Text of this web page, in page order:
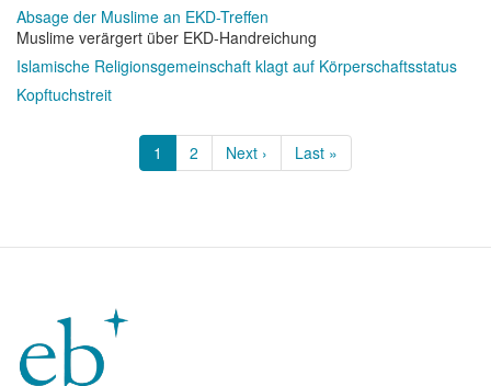
Absage der Muslime an EKD-Treffen
Muslime verärgert über EKD-Handreichung
Islamische Religionsgemeinschaft klagt auf Körperschaftsstatus
Kopftuchstreit
Seitennummerierung
Aktuelle
Seite
1 Page
2
Nächste
Seite
Next ›
Letzte
Seite
Last »